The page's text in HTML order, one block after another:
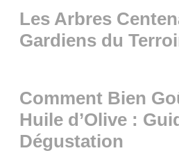
Les Arbres
Gardiens du
Comment Bien
Huile d’Olive :
Dégustation